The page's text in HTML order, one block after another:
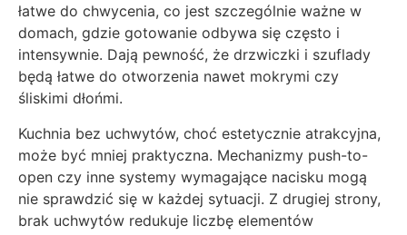
łatwe do chwycenia, co jest szczególnie ważne w
domach, gdzie gotowanie odbywa się często i
intensywnie. Dają pewność, że drzwiczki i szuflady
będą łatwe do otworzenia nawet mokrymi czy
śliskimi dłońmi.
Kuchnia bez uchwytów, choć estetycznie atrakcyjna,
może być mniej praktyczna. Mechanizmy push-to-
open czy inne systemy wymagające nacisku mogą
nie sprawdzić się w każdej sytuacji. Z drugiej strony,
brak uchwytów redukuje liczbę elementów